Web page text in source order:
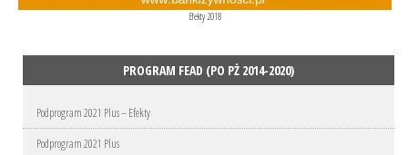
Efekty 2018
PROGRAM FEAD (PO PŻ 2014-2020)
Podprogram 2021 Plus – Efekty
Podprogram 2021 Plus